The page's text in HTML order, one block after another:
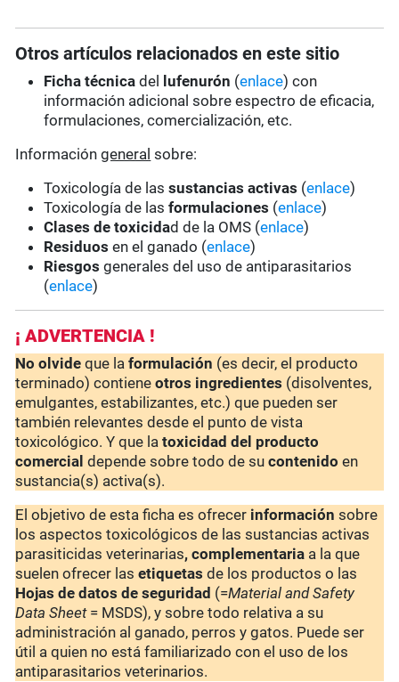
Otros artículos relacionados en este sitio
Ficha técnica del lufenurón (enlace) con
información adicional sobre espectro de eficacia,
formulaciones, comercialización, etc.
Informacióngeneral sobre:
Toxicología de lassustancias activas (enlace)
Toxicología de lasformulaciones (enlace)
Clases de toxicidad de la OMS (enlace)
Residuos en el ganado (enlace)
Riesgos generales del uso de antiparasitarios
(enlace)
¡ ADVERTENCIA !
No olvide que laformulación (es decir, el producto
terminado) contieneotros ingredientes (disolventes,
emulgantes, estabilizantes, etc.) que pueden ser
también relevantes desde el punto de vista
toxicológico. Y que latoxicidad del producto
comercial depende sobre todo de sucontenido en
sustancia(s) activa(s).
El objetivo de esta ficha es ofrecer informaciónsobre
los aspectos toxicológicos de las sustancias activas
parasiticidas veterinarias, complementaria a la que
suelen ofrecer lasetiquetas de los productos o las
Hojas de datos de seguridad (=Material and Safety
Data Sheet= MSDS), y sobre todo relativa a su
administración al ganado, perros y gatos. Puede ser
útil a quien no está familiarizado con el uso de los
antiparasitarios veterinarios.